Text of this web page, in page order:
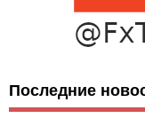
Последние